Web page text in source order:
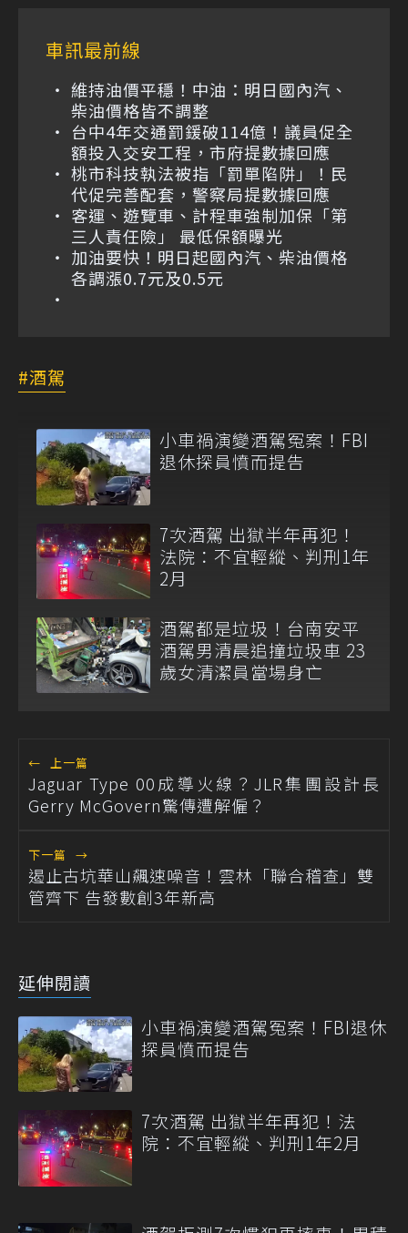
車訊最前線
維持油價平穩！中油：明日國內汽、
柴油價格皆不調整
台中4年交通罰鍰破114億！議員促全
額投入交安工程，市府提數據回應
桃市科技執法被指「罰單陷阱」！民
代促完善配套，警察局提數據回應
客運、遊覽車、計程車強制加保「第
三人責任險」 最低保額曝光
加油要快！明日起國內汽、柴油價格
各調漲0.7元及0.5元
酒駕
小車禍演變酒駕冤案！FBI
退休探員憤而提告
7次酒駕 出獄半年再犯！
法院：不宜輕縱、判刑1年
2月
酒駕都是垃圾！台南安平
酒駕男清晨追撞垃圾車 23
歲女清潔員當場身亡
← 上一篇
Jaguar Type 00成導火線？JLR集團設計長
Gerry McGovern驚傳遭解僱？
下一篇 →
遏止古坑華山飆速噪音！雲林「聯合稽查」雙
管齊下 告發數創3年新高
延伸閱讀
小車禍演變酒駕冤案！FBI退休
探員憤而提告
7次酒駕 出獄半年再犯！法
院：不宜輕縱、判刑1年2月